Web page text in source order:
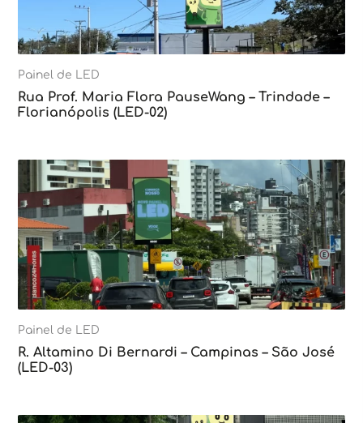
Painel de LED
Rua Prof. Maria Flora PauseWang – Trindade –
Florianópolis (LED-02)
Painel de LED
R. Altamino Di Bernardi – Campinas – São José
(LED-03)